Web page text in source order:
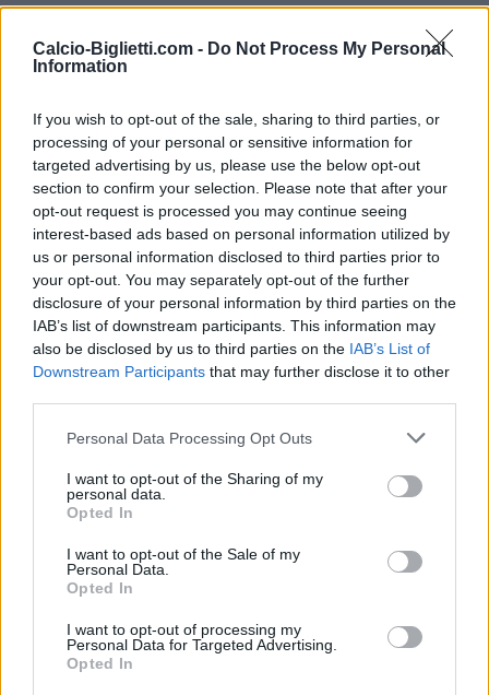
Calcio-Biglietti.com - Do Not Process My Personal
Information
If you wish to opt-out of the sale, sharing to third parties, or
processing of your personal or sensitive information for
targeted advertising by us, please use the below opt-out
section to confirm your selection. Please note that after your
opt-out request is processed you may continue seeing
interest-based ads based on personal information utilized by
us or personal information disclosed to third parties prior to
your opt-out. You may separately opt-out of the further
disclosure of your personal information by third parties on the
IAB’s list of downstream participants. This information may
also be disclosed by us to third parties on the IAB’s List of
Downstream Participants that may further disclose it to other
Personal Data Processing Opt Outs
I want to opt-out of the Sharing of my
personal data.
Opted In
I want to opt-out of the Sale of my
Personal Data.
Opted In
I want to opt-out of processing my
Personal Data for Targeted Advertising.
Opted In
Madrid e Bodo Glimt.
biglietti Atletico Madrid Bodo
Glimt
Le informazioni sui biglietti sono disattivate per
questa partita.
Partite Atletico Madrid Bodo Glimt
1970
Atletico
Madrid
- Bodo Glimt
Prossime partite Atletico
Madrid
Atletico Madrid
Atletico Madrid
FC Sevilla Atletico Madrid